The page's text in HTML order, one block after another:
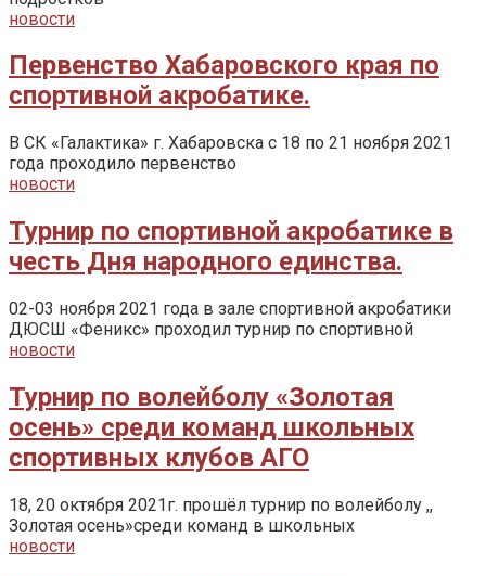
новости
Первенство Хабаровского края по
спортивной акробатике.
В СК «Галактика» г. Хабаровска с 18 по 21 ноября 2021
года проходило первенство
новости
Турнир по спортивной акробатике в
честь Дня народного единства.
02-03 ноября 2021 года в зале спортивной акробатики
ДЮСШ «Феникс» проходил турнир по спортивной
новости
Турнир по волейболу «Золотая
осень» среди команд школьных
спортивных клубов АГО
18, 20 октября 2021г. прошёл турнир по волейболу ,,
Золотая осень»среди команд в школьных
новости